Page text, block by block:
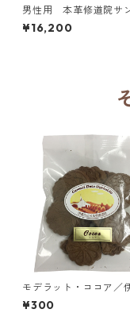
男性用 本革修道院サ
ル ベネディクト（茶）
IT／フランス 聖マリア
¥16,200
モデラット・ココア／
ルメル会修道院
¥300